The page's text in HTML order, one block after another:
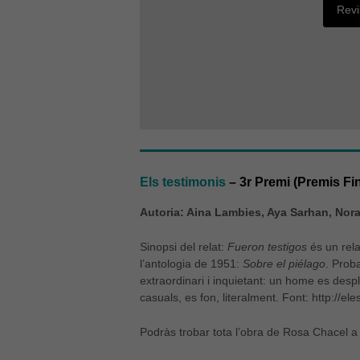
Els testimonis – 3r Premi (Premis
Autoria: Aina Lambies, Aya Sarhan,
Sinopsi del relat: Fueron testigosés un
l’antologia de 1951: Sobre el piélago .
extraordinari i inquietant: un home es
casuals, es fon, literalment. Font: http://
Podràs trobar tota l’obra de Rosa Chacel